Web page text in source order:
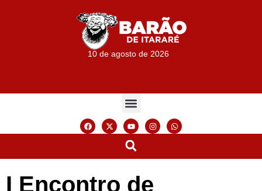
10 de agosto de 2026
I Encontro de